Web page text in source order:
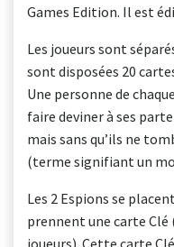
Games Edition. Il est
Les joueurs sont
sont disposées 20
Une personne de
faire deviner à ses
mais sans qu’ils ne
(terme signifiant un
Les 2 Espions se
prennent une carte